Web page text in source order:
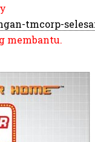
tmcorp-
membantu.